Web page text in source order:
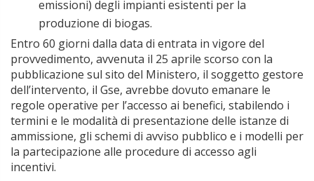
emissioni) degli impianti esistenti per la
produzione di biogas.
Entro 60 giorni dalla data di entrata in vigore del
provvedimento, avvenuta il 25 aprile scorso con la
pubblicazione sul sito del Ministero, il soggetto gestore
dell’intervento, il Gse, avrebbe dovuto emanare le
regole operative per l’accesso ai benefici, stabilendo i
termini e le modalità di presentazione delle istanze di
ammissione, gli schemi di avviso pubblico e i modelli per
la partecipazione alle procedure di accesso agli
incentivi.